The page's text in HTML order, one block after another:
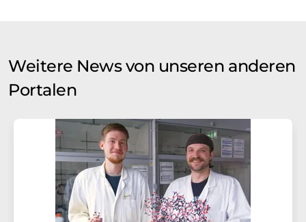
Weitere News von unseren anderen
Portalen